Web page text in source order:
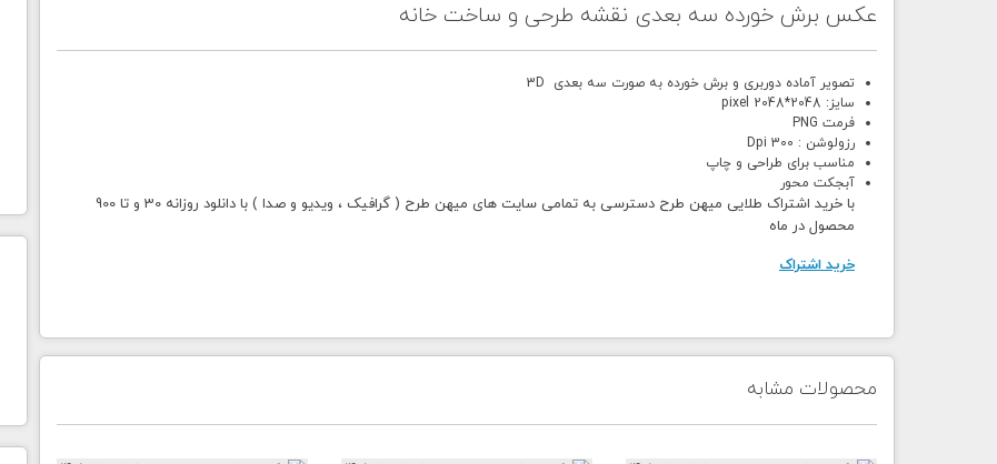
عکس برش خورده سه بعدی نقشه طرحی و ساخت خانه
تصویر آماده دوربری و برش خورده به صورت سه بعدی 3D
سایز: 2048*2048 pixel
فرمت PNG
رزولوشن : 300 Dpi
مناسب برای طراحی و چاپ
آبجکت محور
با خرید اشتراک طلایی میهن طرح دسترسی به تمامی سایت های میهن طرح ( گرافیک ، ویدیو و صدا ) با دانلود روزانه 30 و تا 900
محصول در ماه
خرید اشتراک
محصولات مشابه